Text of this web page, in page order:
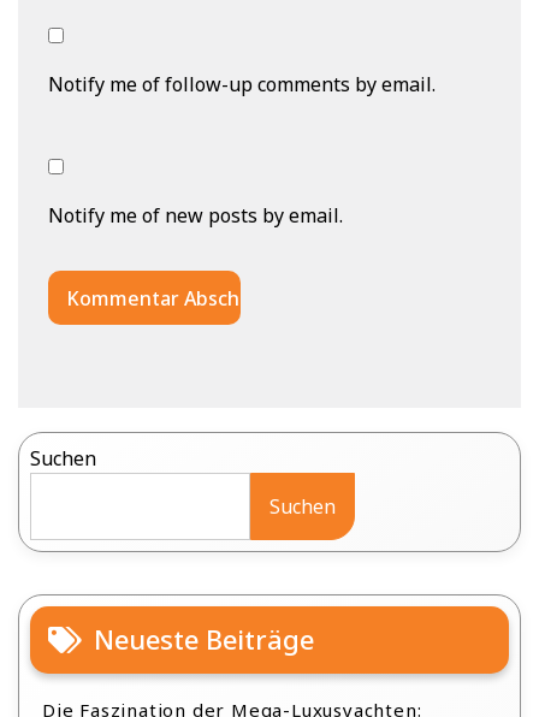
Notify me of follow-up comments by email.
Notify me of new posts by email.
Suchen
Suchen
Neueste Beiträge
Die Faszination der Mega-Luxusyachten: